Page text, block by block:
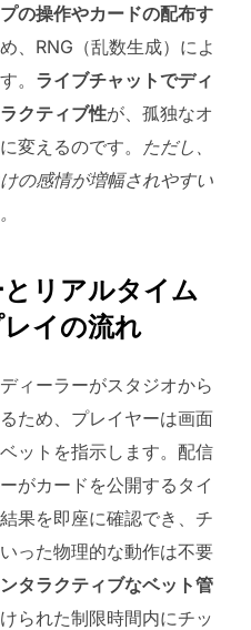
の操作やカードの配布す
、RNG（乱数生成）によ
。 ライブチャットでディ
クティブ性が、孤独なオ
変えるのです。
ただし、
の感情が増幅されやすい
リアルタイム
イの流れ
ィーラーがスタジオから
ため、プレイヤーは画面
ットを指示します。配信
がカードを公開するタイ
果を即座に確認でき、チ
った物理的な動作は不要
タラクティブなベット管
られた制限時間内にチッ